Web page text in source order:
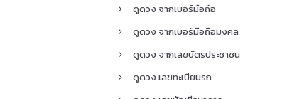
ดูดวง จากเบอร์มือถือ
ดูดวง จากเบอร์มือถือมงคล
ดูดวง จากเลขบัตรประชาชน
ดูดวง เลขทะเบียนรถ